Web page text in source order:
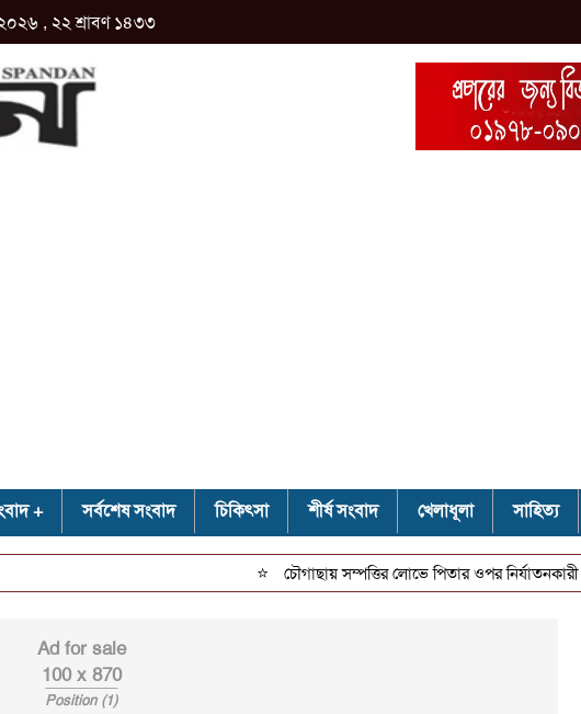
, ২২ শ্রাবণ ১৪৩৩
সর্বশেষ সংবাদ চিকিৎসা শীর্ষ সংবাদ খেলাধূলা সাহিত্য
চৌগাছায় সম্পত্তির লোভে পিতার ওপর নির্যাতনকারী দুই
Ad for sale
100 x 870
Position (1)